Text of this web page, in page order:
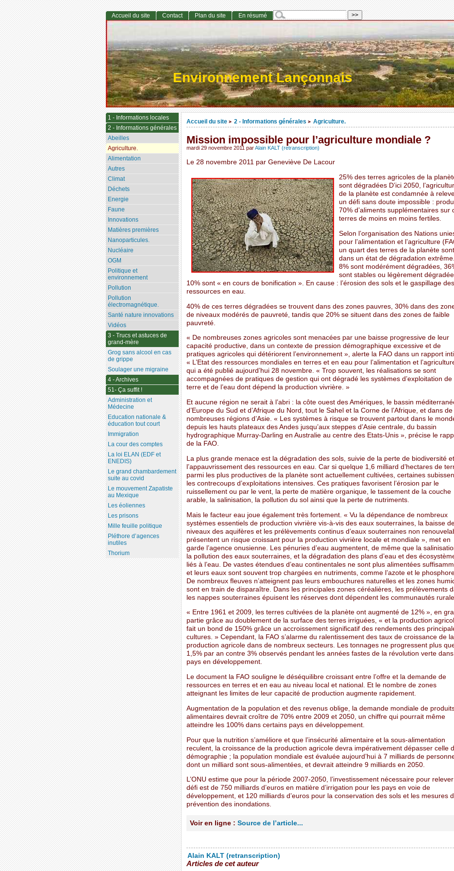
Environnement Lançonnais
Accueil du site > 2 - Informations générales > Agriculture.
Mission impossible pour l’agriculture mondiale ?
mardi 29 novembre 2011 parAlain KALT (retranscription)
Le 28 novembre 2011 par Geneviève De Lacour
25% des terres agricoles de la
sont dégradées D’ici 2050,
de la planète est condamnée à
un défi sans doute impossible :
70% d’aliments supplémentaires sur
terres de moins en moins fertiles.
Selon l’organisation des Nations
pour l’alimentation et l’agriculture
un quart des terres de la planète sont
dans un état de dégradation extrême.
8% sont modérément dégradées,
sont stables ou légèrement
10% sont « en cours de bonification ». En cause : l’érosion des sols et le gaspillage des
ressources en eau.
40% de ces terres dégradées se trouvent dans des zones pauvres, 30% dans des
de niveaux modérés de pauvreté, tandis que 20% se situent dans des zones de faible
pauvreté.
« De nombreuses zones agricoles sont menacées par une baisse progressive de leur
capacité productive, dans un contexte de pression démographique excessive et de
pratiques agricoles qui détériorent l’environnement », alerte la FAO dans un rapport
« L’Etat des ressources mondiales en terres et en eau pour l’alimentation et
qui a été publié aujourd’hui 28 novembre. « Trop souvent, les réalisations se sont
accompagnées de pratiques de gestion qui ont dégradé les systèmes d’exploitation de
terre et de l’eau dont dépend la production vivrière. »
Et aucune région ne serait à l’abri : la côte ouest des Amériques, le bassin
d’Europe du Sud et d’Afrique du Nord, tout le Sahel et la Corne de l’Afrique, et dans de
nombreuses régions d’Asie. « Les systèmes à risque se trouvent partout dans le
depuis les hauts plateaux des Andes jusqu’aux steppes d’Asie centrale, du bassin
hydrographique Murray-Darling en Australie au centre des Etats-Unis », précise le
de la FAO.
La plus grande menace est la dégradation des sols, suivie de la perte de biodiversité
l’appauvrissement des ressources en eau. Car si quelque 1,6 milliard d’hectares de
parmi les plus productives de la planète sont actuellement cultivées, certaines
les contrecoups d’exploitations intensives. Ces pratiques favorisent l’érosion par le
ruissellement ou par le vent, la perte de matière organique, le tassement de la couche
arable, la salinisation, la pollution du sol ainsi que la perte de nutriments.
Mais le facteur eau joue également très fortement. « Vu la dépendance de nombreux
systèmes essentiels de production vivrière vis-à-vis des eaux souterraines, la baisse
niveaux des aquifères et les prélèvements continus d’eaux souterraines non
présentent un risque croissant pour la production vivrière locale et mondiale », met en
garde l’agence onusienne. Les pénuries d’eau augmentent, de même que la
la pollution des eaux souterraines, et la dégradation des plans d’eau et des
liés à l’eau. De vastes étendues d’eau continentales ne sont plus alimentées
et leurs eaux sont souvent trop chargées en nutriments, comme l’azote et le
De nombreux fleuves n’atteignent pas leurs embouchures naturelles et les zones
sont en train de disparaître. Dans les principales zones céréalières, les prélèvements
les nappes souterraines épuisent les réserves dont dépendent les communautés
« Entre 1961 et 2009, les terres cultivées de la planète ont augmenté de 12% », en
partie grâce au doublement de la surface des terres irriguées, « et la production
fait un bond de 150% grâce un accroissement significatif des rendements des
cultures. » Cependant, la FAO s’alarme du ralentissement des taux de croissance de la
production agricole dans de nombreux secteurs. Les tonnages ne progressent plus
1,5% par an contre 3% observés pendant les années fastes de la révolution verte
pays en développement.
Le document la FAO souligne le déséquilibre croissant entre l’offre et la demande de
ressources en terres et en eau au niveau local et national. Et le nombre de zones
atteignant les limites de leur capacité de production augmente rapidement.
Augmentation de la population et des revenus oblige, la demande mondiale de
alimentaires devrait croître de 70% entre 2009 et 2050, un chiffre qui pourrait même
atteindre les 100% dans certains pays en développement.
Pour que la nutrition s’améliore et que l’insécurité alimentaire et la sous-alimentation
reculent, la croissance de la production agricole devra impérativement dépasser celle
démographie ; la population mondiale est évaluée aujourd’hui à 7 milliards de
dont un milliard sont sous-alimentées, et devrait atteindre 9 milliards en 2050.
L’ONU estime que pour la période 2007-2050, l’investissement nécessaire pour
défi est de 750 milliards d’euros en matière d’irrigation pour les pays en voie de
développement, et 120 milliards d’euros pour la conservation des sols et les mesures
prévention des inondations.
Voir en ligne : Source de l’article...
Alain KALT (retranscription)
Articles de cet auteur
Accueil du site Contact Plan du site En résumé
1 - Informations locales
2 - Informations générales
Abeilles
Agriculture.
Alimentation
Autres
Climat
Déchets
Energie
Faune
Innovations
Matières premières
Nanoparticules.
Nucléaire
OGM
Politique et
environnement
Pollution
Pollution
électromagnétique.
Santé nature innovations
Vidéos
3 - Trucs et astuces de
grand-mère
Grog sans alcool en cas
de grippe
Soulager une migraine
4 - Archives
51- Ça suffit !
Administration et
Médecine
Education nationale &
éducation tout court
Immigration
La cour des comptes
La loi ELAN (EDF et
ENEDIS)
Le grand chambardement
suite au covid
Le mouvement Zapatiste
au Mexique
Les éoliennes
Les prisons
Mille feuille politique
Pléthore d’agences
inutiles
Thorium